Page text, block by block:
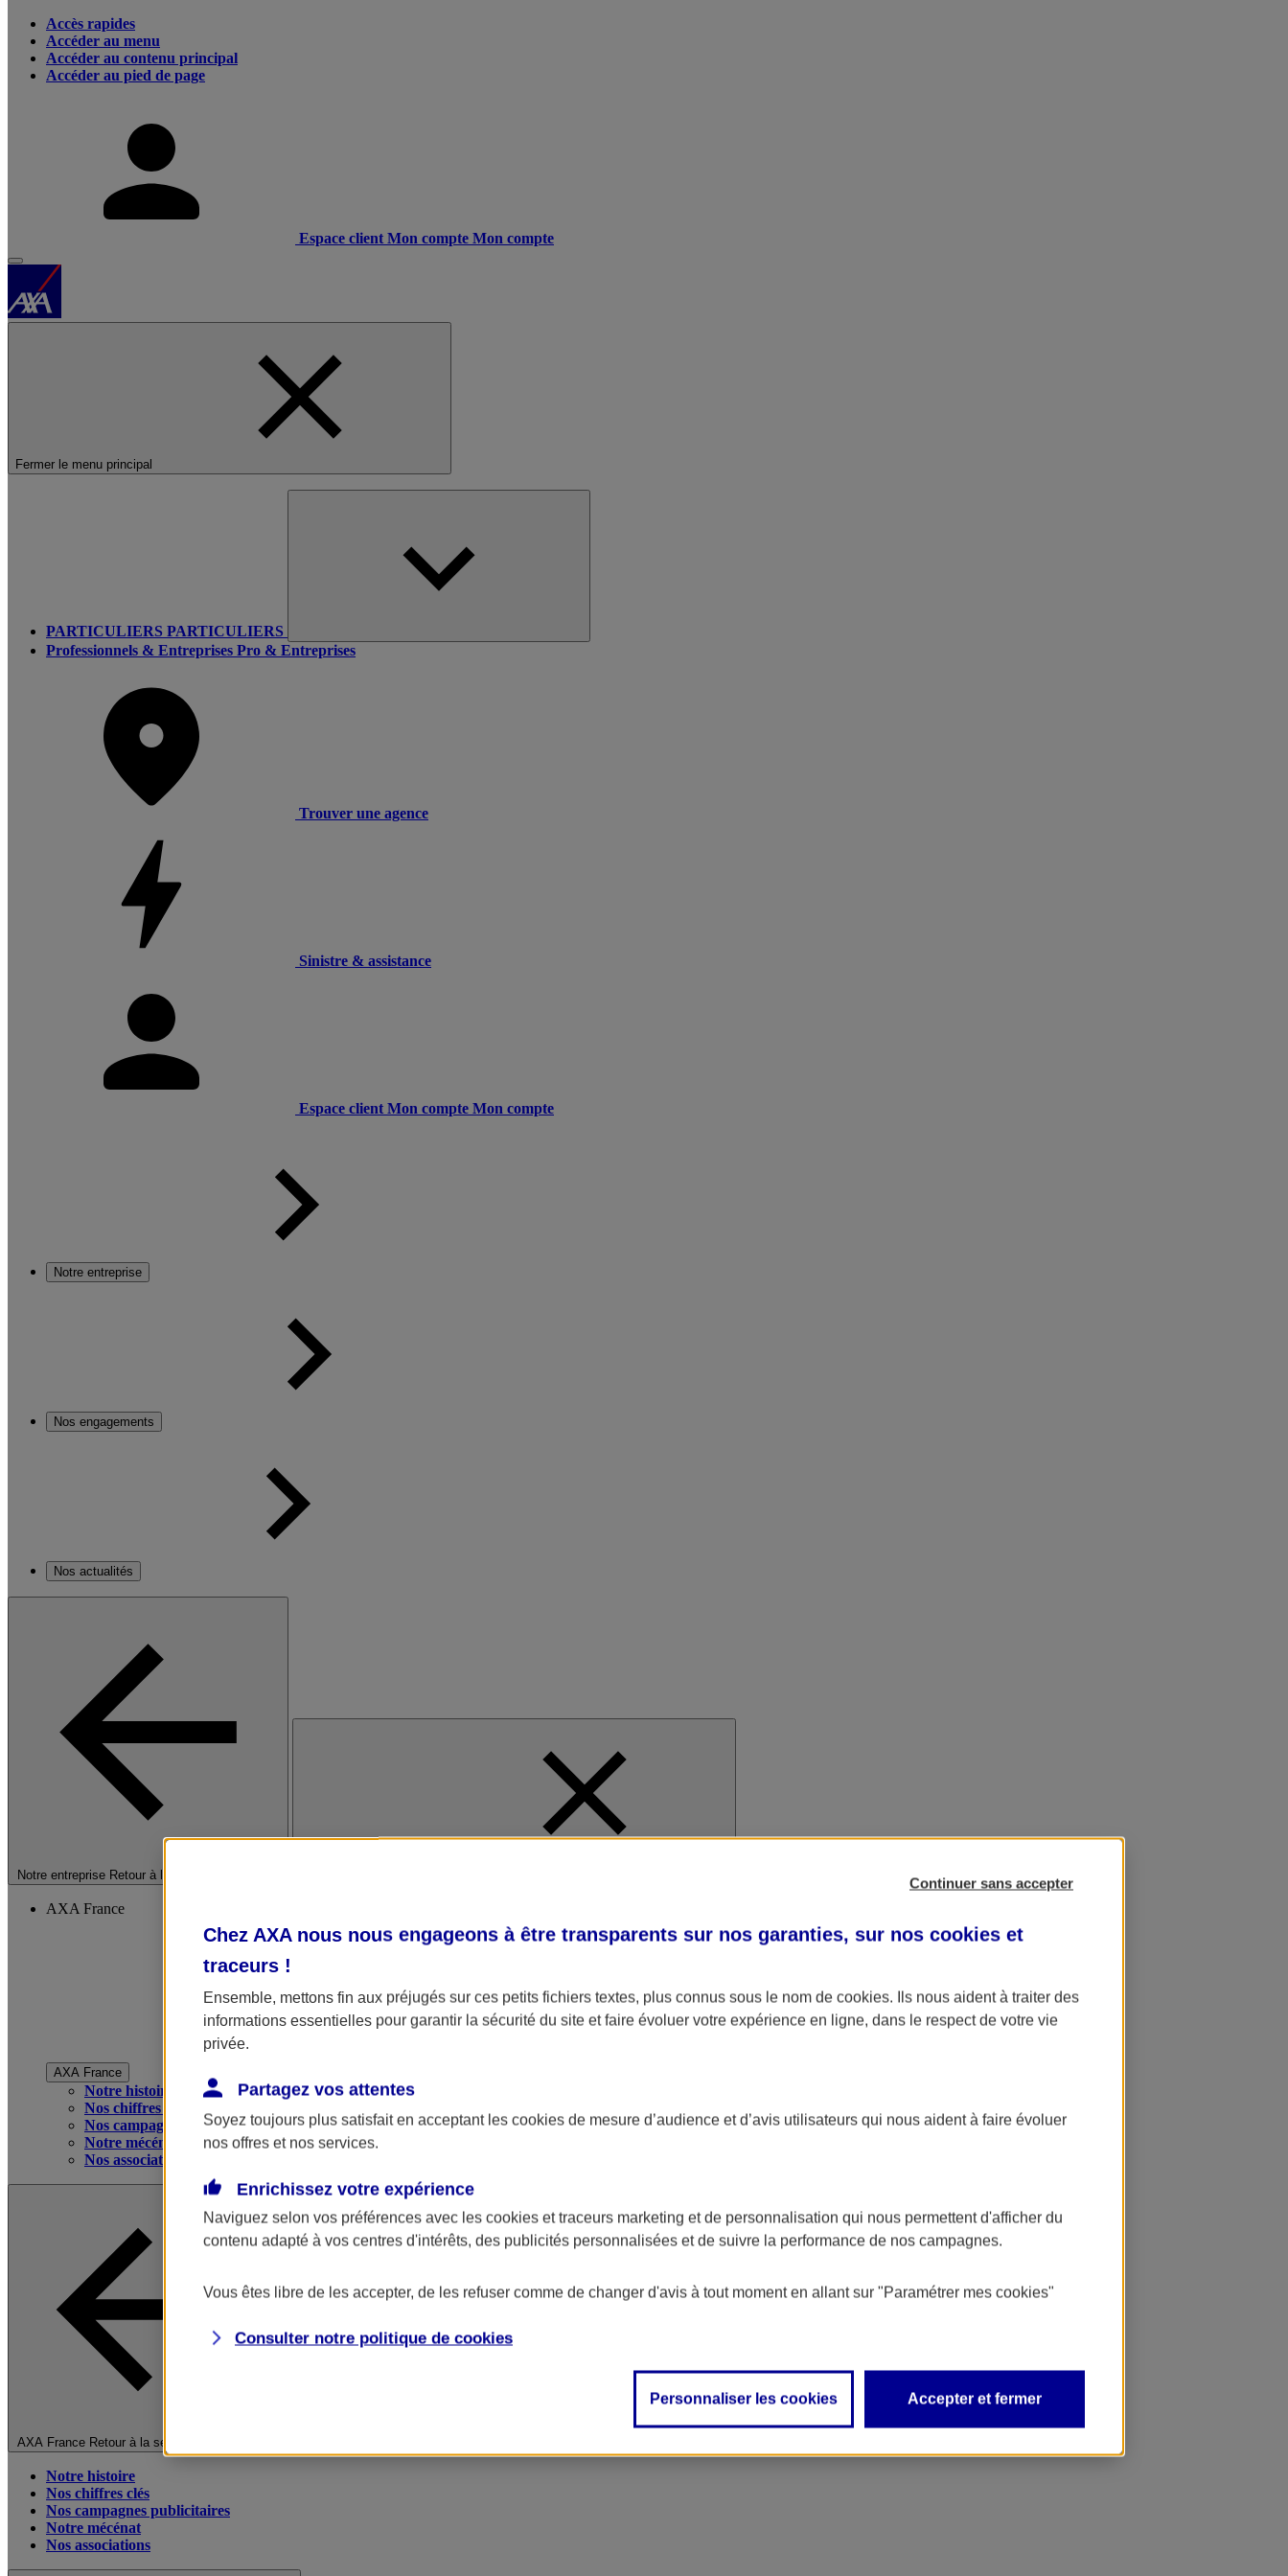
Accès rapides
Accéder au menu
Accéder au contenu principal
Accéder au pied de page
Espace client Mon compte Mon compte
Fermer le menu principal
PARTICULIERS PARTICULIERS
Professionnels & Entreprises Pro & Entreprises
Trouver une agence
Sinistre & assistance
Espace client Mon compte Mon compte
Notre entreprise
Nos engagements
Nos actualités
Notre entreprise Retour à la section précédente
AXA France
AXA France
Notre histoire
Nos chiffres clés
Nos campagnes publicitaires
Notre mécénat
Nos associations
AXA France Retour à la section précédente
Notre histoire
Nos chiffres clés
Nos campagnes publicitaires
Notre mécénat
Nos associations
Continuer sans accepter
Chez AXA nous nous engageons à être transparents sur nos garanties, sur nos cookies et
traceurs !
Ensemble, mettons fin aux préjugés sur ces petits fichiers textes, plus connus sous le nom de cookies. Ils nous aident à traiter des
informations essentielles pour garantir la sécurité du site et faire évoluer votre expérience en ligne, dans le respect de votre vie
privée.
Partagez vos attentes
Soyez toujours plus satisfait en acceptant les cookies de mesure d’audience et d’avis utilisateurs qui nous aident à faire évoluer
nos offres et nos services.
Enrichissez votre expérience
Naviguez selon vos préférences avec les cookies et traceurs marketing et de personnalisation qui nous permettent d'afficher du
contenu adapté à vos centres d'intérêts, des publicités personnalisées et de suivre la performance de nos campagnes.
Vous êtes libre de les accepter, de les refuser comme de changer d'avis à tout moment en allant sur "Paramétrer mes cookies"
Consulter notre politique de cookies
Personnaliser les cookies Accepter et fermer